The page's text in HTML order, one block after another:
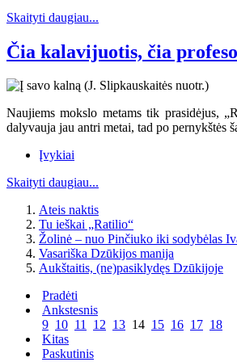
Skaityti daugiau...
Čia kalavijuotis, čia
Naujiems mokslo metams tik prasidėjus,
dalyvauja jau antri metai, tad po pernykštės
Įvykiai
Skaityti daugiau...
Ateis naktis
Tu ieškai „Ratilio“
Žolinė – nuo Pinčiuko iki sodybėlas
Vasariška Dzūkijos manija
Aukštaitis, (ne)pasiklydęs Dzūkijoje
Pradėti
Ankstesnis
9 10 11 12 13 14 15 16 17 18
Kitas
Paskutinis